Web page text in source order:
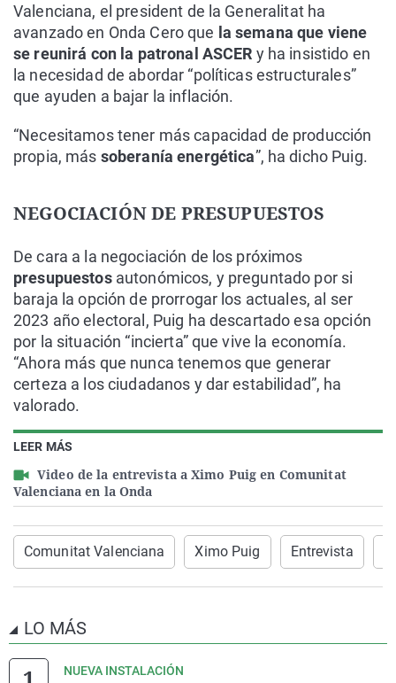
LEER MÁS
Video de la entrevista a Ximo Puig en Comunitat
Valenciana en la Onda
Valenciana, el president de la Generalitat ha
avanzado en Onda Cero que la semana que viene
se reunirá con la patronal ASCER y ha insistido en
la necesidad de abordar “políticas estructurales”
que ayuden a bajar la inflación.
“Necesitamos tener más capacidad de producción
propia, más soberanía energética”, ha dicho Puig.
NEGOCIACIÓN DE PRESUPUESTOS
De cara a la negociación de los próximos
presupuestos autonómicos, y preguntado por si
baraja la opción de prorrogar los actuales, al ser
2023 año electoral, Puig ha descartado esa opción
por la situación “incierta” que vive la economía.
“Ahora más que nunca tenemos que generar
certeza a los ciudadanos y dar estabilidad”, ha
valorado.
Comunitat Valenciana Ximo Puig Entrevista
LO MÁS
NUEVA INSTALACIÓN